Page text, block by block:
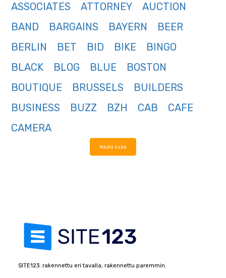
ASSOCIATES
ATTORNEY
AUCTION
BAND
BARGAINS BAYERN
BEER
BERLIN
BET BID BIKE
BINGO
BLACK
BLOG BLUE
BOSTON
BOUTIQUE
BRUSSELS
BUILDERS
BUSINESS
BUZZ BZH CAB
CAFE
CAMERA
Näytä lisää
SITE123: rakennettu eri tavalla, rakennettu paremmin.